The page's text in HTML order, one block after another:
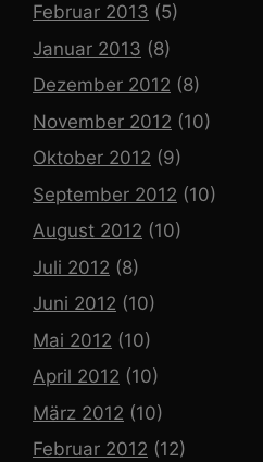
Februar 2013 (5)
Januar 2013 (8)
Dezember 2012 (8)
November 2012 (10)
Oktober 2012 (9)
September 2012 (10)
August 2012 (10)
Juli 2012 (8)
Juni 2012 (10)
Mai 2012 (10)
April 2012 (10)
März 2012 (10)
Februar 2012 (12)